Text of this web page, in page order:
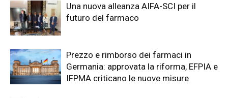
Una nuova alleanza AIFA-SCI per il
futuro del farmaco
Prezzo e rimborso dei farmaci in
Germania: approvata la riforma, EFPIA e
IFPMA criticano le nuove misure